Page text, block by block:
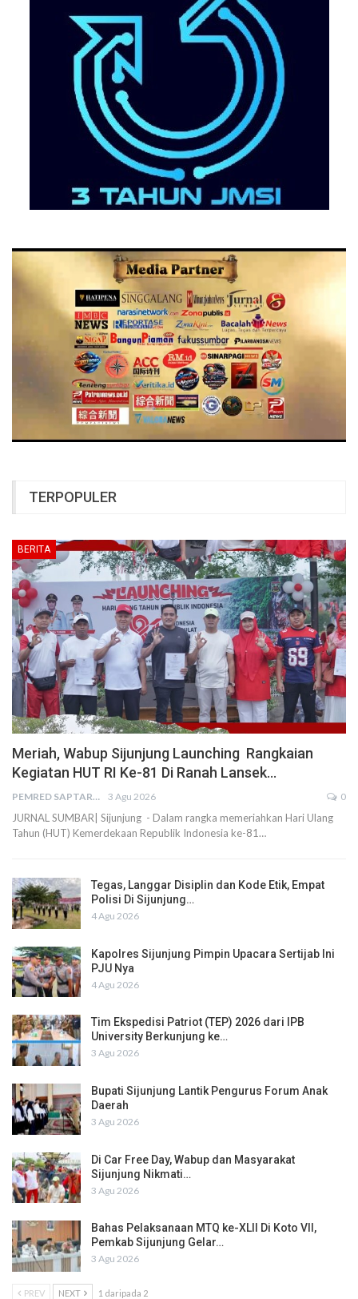
TERPOPULER
BERITA
Meriah, Wabup Sijunjung Launching Rangkaian
Kegiatan HUT RI Ke-81 Di Ranah Lansek…
PEMRED SAPTARIUS 3 Agu 2026 0
JURNAL SUMBAR| Sijunjung - Dalam rangka memeriahkan Hari Ulang
Tahun (HUT) Kemerdekaan Republik Indonesia ke-81…
Tegas, Langgar Disiplin dan Kode Etik, Empat
Polisi Di Sijunjung…
4 Agu 2026
Kapolres Sijunjung Pimpin Upacara Sertijab Ini
PJU Nya
4 Agu 2026
Tim Ekspedisi Patriot (TEP) 2026 dari IPB
University Berkunjung ke…
3 Agu 2026
Bupati Sijunjung Lantik Pengurus Forum Anak
Daerah
3 Agu 2026
Di Car Free Day, Wabup dan Masyarakat
Sijunjung Nikmati…
3 Agu 2026
Bahas Pelaksanaan MTQ ke-XLII Di Koto VII,
Pemkab Sijunjung Gelar…
3 Agu 2026
PREV NEXT 1 daripada 2